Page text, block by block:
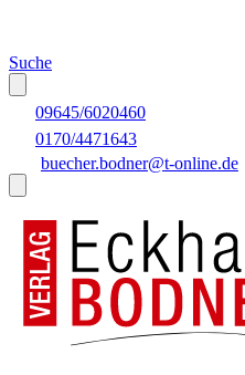
Suche
09645/6020460
0170/4471643
buecher.bodner@t-online.de